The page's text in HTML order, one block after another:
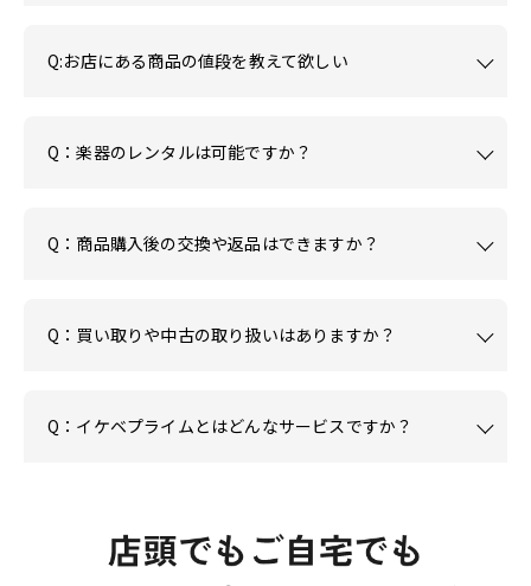
Q:お店にある商品の値段を教えて欲しい
Q：楽器のレンタルは可能ですか？
Q：商品購入後の交換や返品はできますか？
Q：買い取りや中古の取り扱いはありますか？
Q：イケベプライムとはどんなサービスですか？